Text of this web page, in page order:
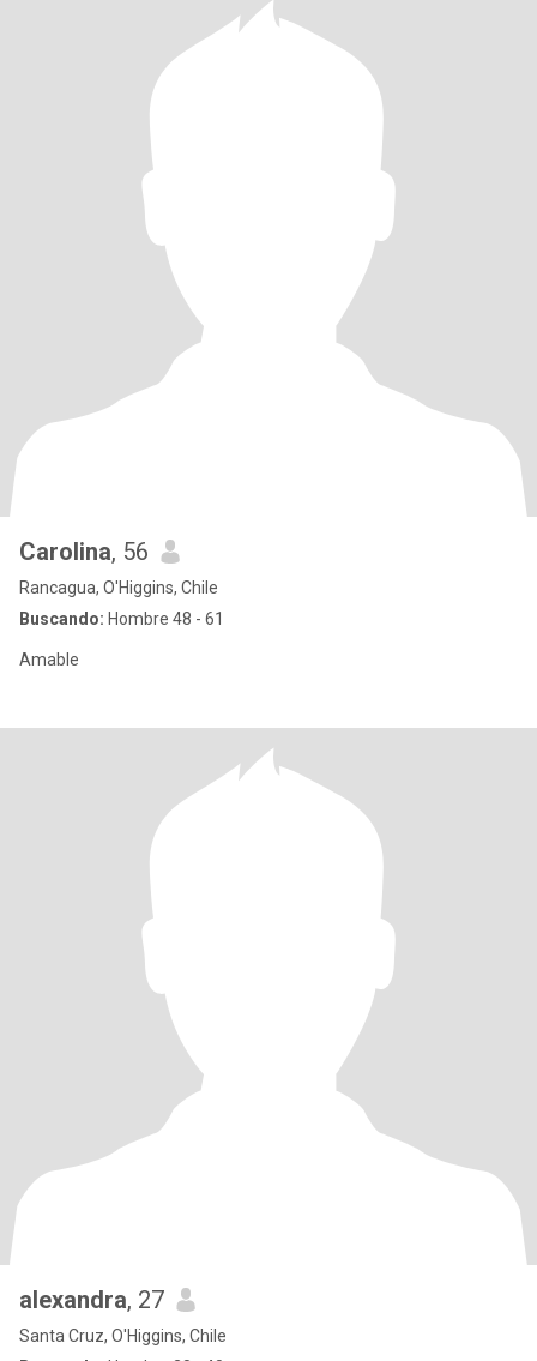
Carolina, 56
Rancagua, O'Higgins, Chile
Buscando: Hombre 48 - 61
Amable
alexandra, 27
Santa Cruz, O'Higgins, Chile